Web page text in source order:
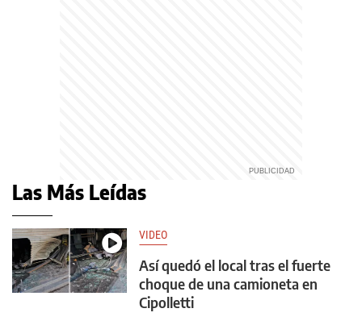
Las Más Leídas
VIDEO
Así quedó el local tras el fuerte
choque de una camioneta en
Cipolletti